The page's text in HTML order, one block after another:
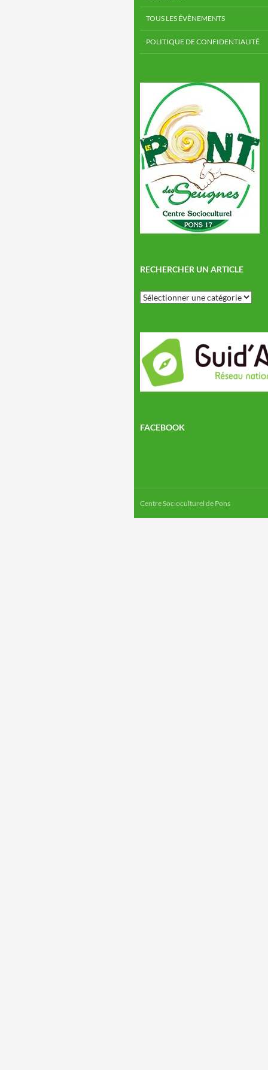
TOUS LES ÉVÈNEMENTS
POLITIQUE DE CONFIDENTIALITÉ
RECHERCHER UN ARTICLE
Rechercher
un
FACEBOOK
Centre Socioculturel de Pons